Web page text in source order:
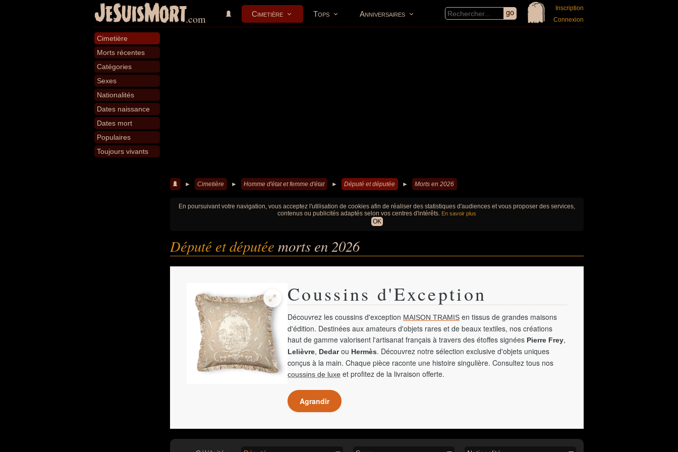
JeSuisMort.com Cimetière Tops Anniversaires
Inscription
Connexion
Cimetière
Morts récentes
Catégories
Sexes
Nationalités
Dates naissance
Dates mort
Populaires
Toujours vivants
► Cimetière ► Homme d'état et femme d'état ► Député et députée ► Morts en 2026
En poursuivant votre navigation, vous acceptez l'utilisation de cookies afin de réaliser des statistiques d'audiences et vous proposer des services,
contenus ou publicités adaptés selon vos centres d'intérêts. En savoir plus
OK
Député et députée morts en 2026
Coussins d'Exception
Découvrez les coussins d'exception MAISON TRAMIS en tissus de grandes maisons
d'édition. Destinées aux amateurs d'objets rares et de beaux textiles, nos créations
haut de gamme valorisent l'artisanat français à travers des étoffes signées Pierre Frey,
Lelièvre, Dedarou Hermès. Découvrez notre sélection exclusive d'objets uniques
conçus à la main. Chaque pièce raconte une histoire singulière. Consultez tous nos
coussins de luxe et profitez de la livraison offerte.
Agrandir